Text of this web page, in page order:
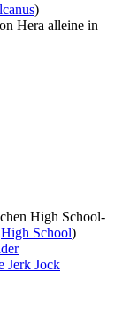
)
Hera alleine in
High School-
High School)
Jerk Jock